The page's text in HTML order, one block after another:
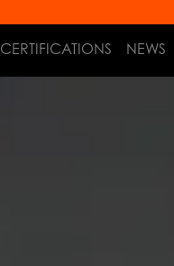
CERTIFICATIONS NEWS